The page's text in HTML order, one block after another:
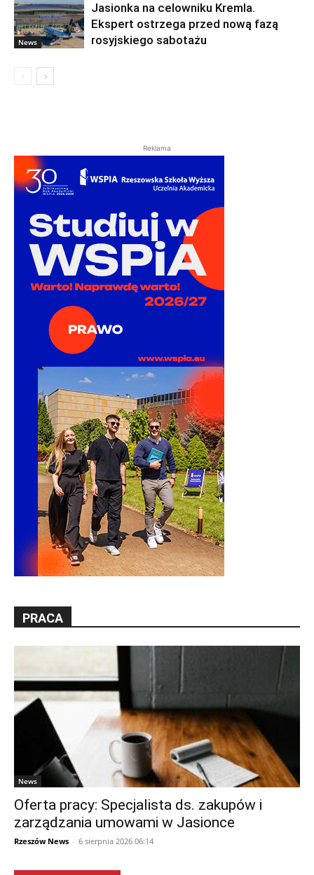
News
Jasionka na celowniku Kremla.
Ekspert ostrzega przed nową fazą
rosyjskiego sabotażu
Reklama
PRACA
News
Oferta pracy: Specjalista ds. zakupów i
zarządzania umowami w Jasionce
Rzeszów News - 6 sierpnia 2026 06:14